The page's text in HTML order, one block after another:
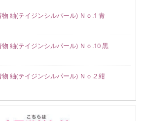
紬(テイジンシルパール) Ｎｏ.1 青
紬(テイジンシルパール) Ｎｏ.10 黒
紬(テイジンシルパール) Ｎｏ.2 紺